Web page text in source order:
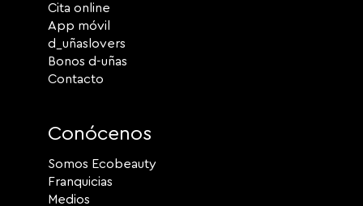
Cita online
App móvil
d_uñaslovers
Bonos d-uñas
Contacto
Conócenos
Somos Ecobeauty
Franquicias
Medios